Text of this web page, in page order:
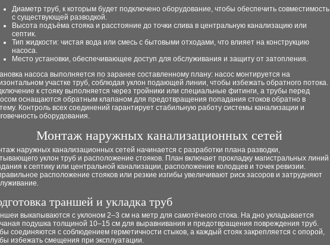
Диаметр труб, к которым будет подключено оборудование, чтобы обеспечить совместимость
с существующей разводкой.
Высота подъёма стояка и расстояние до точки слива в центральную канализацию или
септик.
Тип жидкости: чистая вода или смесь с бытовыми отходами, что влияет на конструкцию
насоса.
Место установки, обеспечивающее доступ для обслуживания и защиту от затопления.
насоса выполняется по заранее составленному плану: насос монтируется на
участке труб, соблюдая уклон подающей линии, чтобы избежать обратного потока.
к стояку выполняется через тройники или специальные фитинги, а трубы перед
оснащаются обратным клапаном для предотвращения попадания стоков обратно в
Контроль всех соединений гарантирует стабильную работу системы канализации и
оборудования.
Монтаж наружных канализационных сетей
наружных канализационных сетей начинается с разработки плана разводки,
уклон труб и расположение стояков. План включает прокладку магистральных линий
к септику или центральной канализации, расположение колодцев и точек ревизии.
расположение стояков или резкие изгибы увеличивают риск засоров и затрудняют
траншей и укладка труб
выкапываются с уклоном 2–3 см на метр для самотёчного стока. На дно укладывается
подушка толщиной 10–15 см для выравнивания и предотвращения повреждения труб.
соединяются с соблюдением герметичности стыков, а каждый стояк закрепляется с опорой,
избежать смещения при эксплуатации.